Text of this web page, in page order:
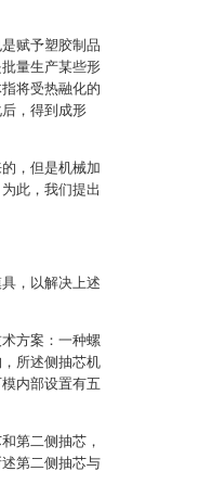
赋予塑胶制品
量生产某些形
将受热融化的
，得到成形
，但是机械加
此，我们提出
，以解决上述
方案：一种螺
所述侧抽芯机
内部设置有五
第二侧抽芯，
第二侧抽芯与